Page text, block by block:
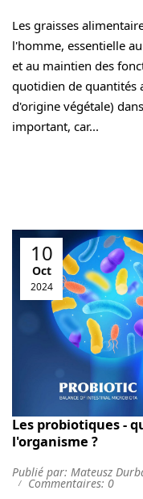
Les graisses
l'homme, essentielle
et au maintien des
quotidien de quantités
d'origine végétale)
important, car...
Les probiotiques -
l'organisme ?
10
Oct
2024
Publié par: Mateusz
Commentaires: 0